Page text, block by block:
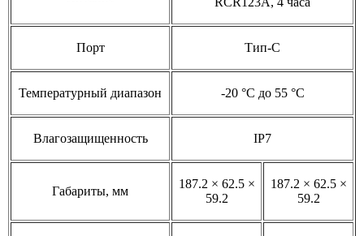
Порт Тип-C
Температурный диапазон -20 °C до 55 °C
Влагозащищенность IP7
Габариты, мм
187.2 × 62.5 ×
59.2
187.2 × 62.5 ×
59.2